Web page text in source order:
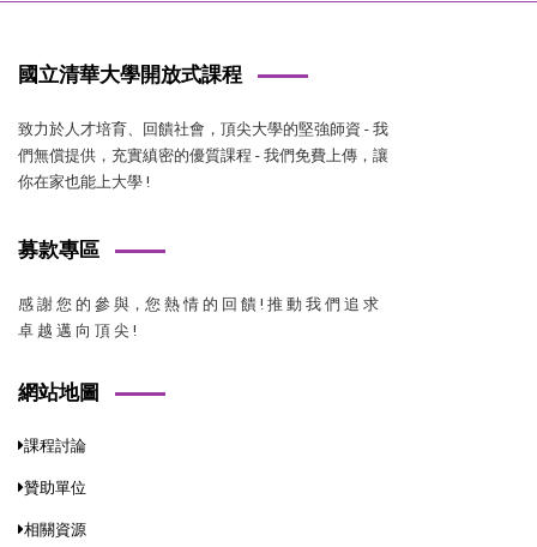
國立清華大學開放式課程
致力於人才培育、回饋社會，頂尖大學的堅強師資 - 我
們無償提供，充實縝密的優質課程 - 我們免費上傳，讓
你在家也能上大學 !
募款專區
感 謝 您 的 參 與，您 熱 情 的 回 饋 ! 推 動 我 們 追 求
卓 越 邁 向 頂 尖 !
網站地圖
課程討論
贊助單位
相關資源